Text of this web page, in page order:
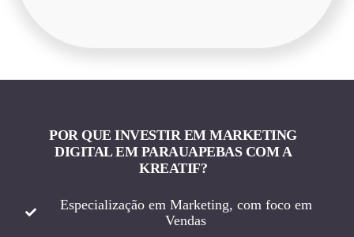
POR QUE INVESTIR EM MARKETING
DIGITAL EM PARAUAPEBAS COM A
KREATIF?
Especialização em Marketing, com foco em
Vendas